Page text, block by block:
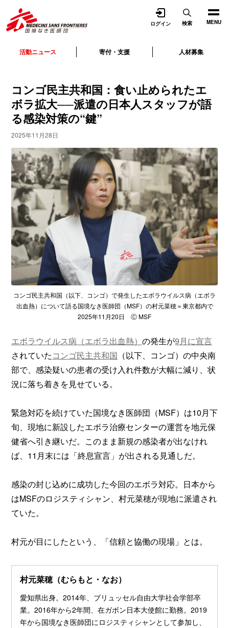
MENU
活動ニュース 寄付・支援 人材募集
ログイン 検索
コンゴ民主共和国：食い止められたエ
ボラ拡大──派遣の日本人スタッフが語
る感染対策の“鍵”
2025年11月28日
コンゴ民主共和国（以下、コンゴ）で発生したエボラウイルス病（エボラ
出血熱）について語る国境なき医師団（MSF）の村元菜穂＝東京都内で
2025年11月20日 Ⓒ MSF
エボラウイルス病（エボラ出血熱） の発生が9月に宣言
されていたコンゴ民主共和国 （以下、コンゴ）の中央南
部で、感染疑いの患者の受け入れ件数が大幅に減り、状
況に落ち着きを見せている。
緊急対応を続けていた国境なき医師団（MSF）は10月下
旬、現地に新設したエボラ治療センターの運営を地元保
健省へ引き継いだ。このまま新規の感染者が出なけれ
ば、11月末には「終息宣言」が出される見通しだ。
感染の封じ込めに成功した今回のエボラ対応。日本から
はMSFのロジスティシャン、村元菜穂が現地に派遣され
ていた。
村元が目にしたという、「信頼と協働の現場」とは。
村元菜穂（むらもと・なお）
愛知県出身。2014年、ブリュッセル自由大学社会学部卒
業。2016年から2年間、在ガボン日本大使館に勤務。2019
年から国境なき医師団にロジスティシャンとして参加し、